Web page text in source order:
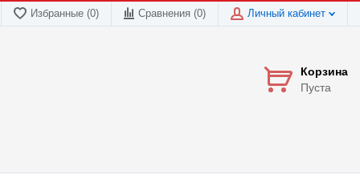
Избранные (0) Сравнения (0) Личный кабинет
Корзина
Пуста